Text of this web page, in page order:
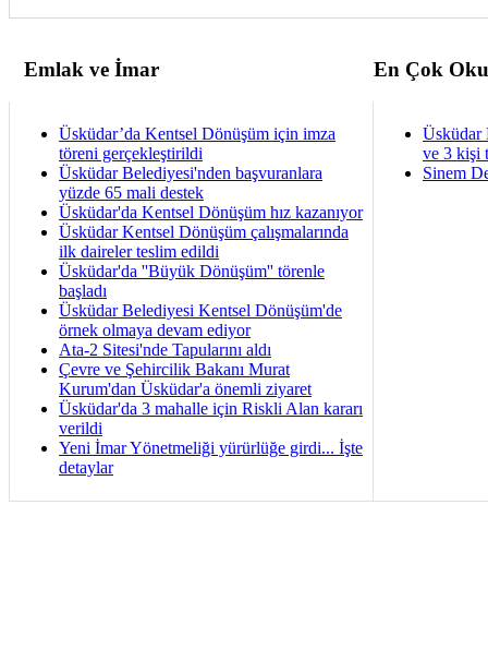
Emlak ve İmar En Çok
Üsküdar’da Kentsel Dönüşüm için imza
töreni gerçekleştirildi
Üsküdar Belediyesi'nden başvuranlara
yüzde 65 mali destek
Üsküdar'da Kentsel Dönüşüm hız kazanıyor
Üsküdar Kentsel Dönüşüm çalışmalarında
ilk daireler teslim edildi
Üsküdar'da ''Büyük Dönüşüm'' törenle
başladı
Üsküdar Belediyesi Kentsel Dönüşüm'de
örnek olmaya devam ediyor
Ata-2 Sitesi'nde Tapularını aldı
Çevre ve Şehircilik Bakanı Murat
Kurum'dan Üsküdar'a önemli ziyaret
Üsküdar'da 3 mahalle için Riskli Alan kararı
verildi
Yeni İmar Yönetmeliği yürürlüğe girdi... İşte
detaylar
Üsküdar
ve 3 kişi
Sinem